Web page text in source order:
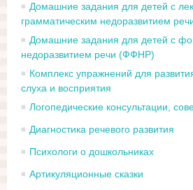
Домашние задания для детей с
грамматическим недоразвитием
Домашние задания для детей с
недоразвитием речи (ФФНР)
Комплекс упражнений для
слуха и восприятия
Логопедические консультации,
Диагностика речевого развития
Психологи о дошкольниках
Артикуляционные сказки